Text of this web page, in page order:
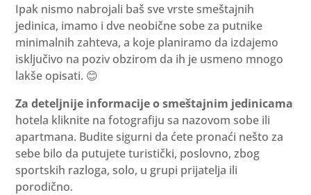
Ipak nismo nabrojali baš sve vrste smeštajnih
jedinica, imamo i dve neobične sobe za putnike
minimalnih zahteva, a koje planiramo da izdajemo
isključivo na poziv obzirom da ih je usmeno mnogo
lakše opisati. 😊
Za deteljnije informacije o smeštajnim jedinicama
hotela kliknite na fotografiju sa nazovom sobe ili
apartmana. Budite sigurni da ćete pronaći nešto za
sebe bilo da putujete turistički, poslovno, zbog
sportskih razloga, solo, u grupi prijatelja ili
porodično.